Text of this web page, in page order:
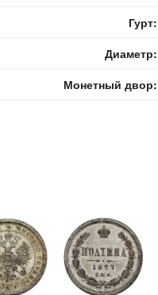
Гурт:
Диаметр:
Монетный двор: